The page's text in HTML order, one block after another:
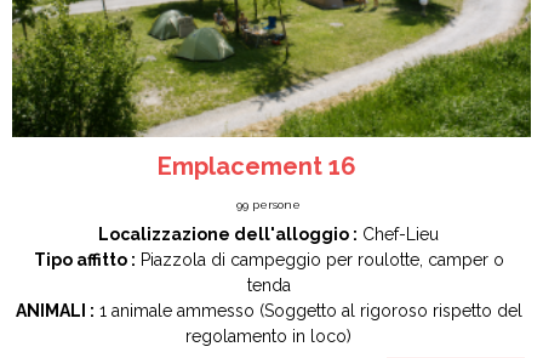
Emplacement 16
99 persone
Localizzazione dell'alloggio : Chef-Lieu
Tipo affitto : Piazzola di campeggio per roulotte, camper o
tenda
ANIMALI : 1 animale ammesso (Soggetto al rigoroso rispetto del
regolamento in loco)